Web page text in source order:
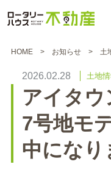
HOME お知らせ 土
2026.02.28 土地
アイタ
7号地モ
中になり